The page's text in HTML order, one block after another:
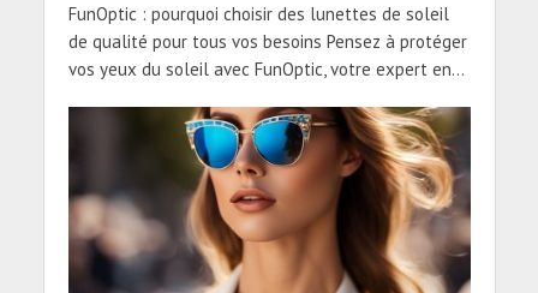
FunOptic : pourquoi choisir des lunettes de soleil
de qualité pour tous vos besoins Pensez à protéger
vos yeux du soleil avec FunOptic, votre expert en...